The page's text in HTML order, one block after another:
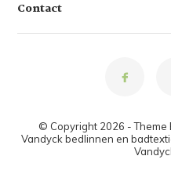
Contact
© Copyright 2026 - Theme
Vandyck bedlinnen en